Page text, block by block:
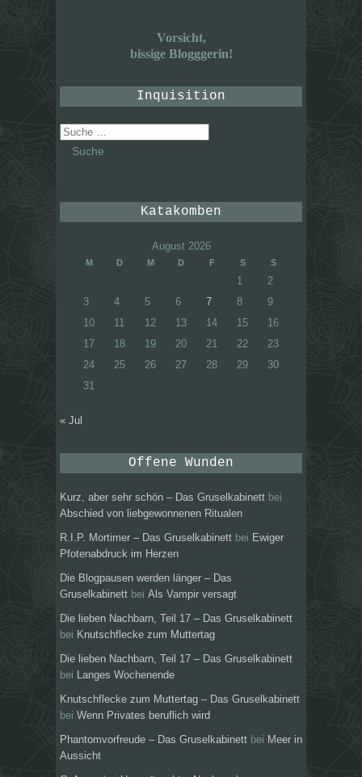
Vorsicht,
bissige Blogggerin!
Inquisition
Suche
nach:
Katakomben
August 2026
M D M D F S S
1
2
3
4 5 6 7 8
9
10
11 12 13 14 15
16
17
18 19 20 21 22
23
24
25 26 27 28 29
30
31
« Jul
Offene Wunden
Kurz, aber sehr schön – Das Gruselkabinett bei
Abschied von liebgewonnenen Ritualen
R.I.P. Mortimer – Das Gruselkabinett bei Ewiger
Pfotenabdruck im Herzen
Die Blogpausen werden länger – Das
Gruselkabinett bei Als Vampir versagt
Die lieben Nachbarn, Teil 17 – Das Gruselkabinett
bei Knutschflecke zum Muttertag
Die lieben Nachbarn, Teil 17 – Das Gruselkabinett
bei
Langes Wochenende
Knutschflecke zum Muttertag – Das Gruselkabinett
bei Wenn Privates beruflich wird
Phantomvorfreude – Das Gruselkabinett bei Meer in
Aussicht